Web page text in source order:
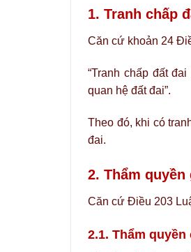
1. Tranh chấp
Căn cứ khoản 24
“Tranh chấp đất
quan hệ đất đai”.
Theo đó, khi có
đai.
2. Thẩm
Căn cứ Điều 203
2.1. Thẩm quyền